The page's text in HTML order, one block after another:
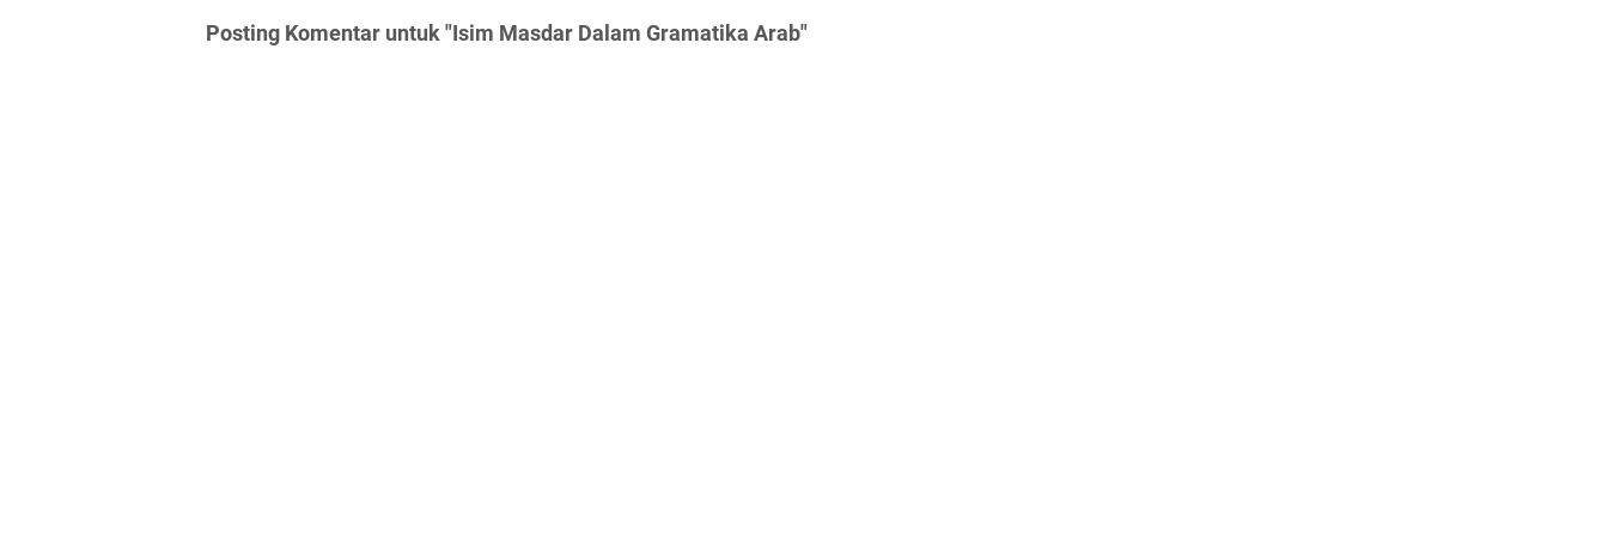
Posting Komentar untuk "Isim Masdar Dalam Gramatika Arab"